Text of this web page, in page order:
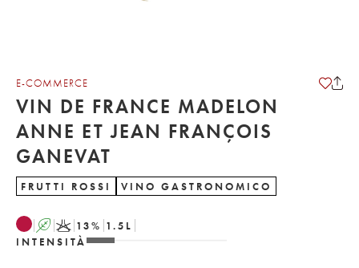
E-COMMERCE
VIN DE FRANCE MADELON
ANNE ET JEAN FRANÇOIS
GANEVAT
FRUTTI ROSSI VINO GASTRONOMICO
A K 13% 1.5 L
INTENSITÀ